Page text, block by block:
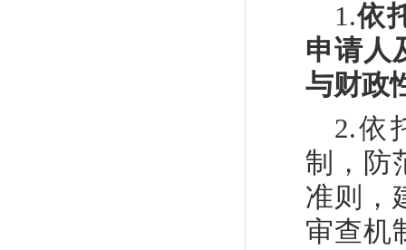
1.依
申请人
与财政
2.依
制，防
准则，
审查机